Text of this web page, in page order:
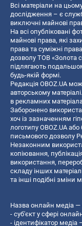
Всі матеріали на
дослідження – є
виключні майнові
На всі опубліковані
майнові права, які
права та суміжні
дозволу ТОВ «Золота
підлягають
будь-якій формі.
Редакція OBOZ.UA
авторському
в рекламних
Заборонено
хоч із зазначенням
логотипу OBOZ.UA
письмового дозволу
Незаконним
копiювання,
використання,
складу інших
та інші подібні зміни
Назва онлайн медіа —
- суб'єкт у сфері
- ідентифікатор медіа